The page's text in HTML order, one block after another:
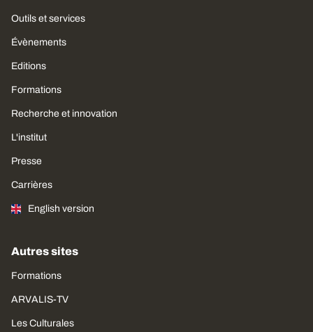
Outils et services
Évènements
Editions
Formations
Recherche et innovation
L'institut
Presse
Carrières
English version
Autres sites
Formations
ARVALIS-TV
Les Culturales